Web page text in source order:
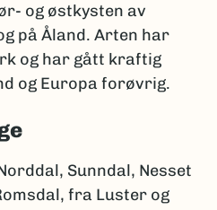
og østkysten av
på Åland. Arten har
og har gått kraftig
og Europa forøvrig.
Sunndal, Nesset
fra Luster og